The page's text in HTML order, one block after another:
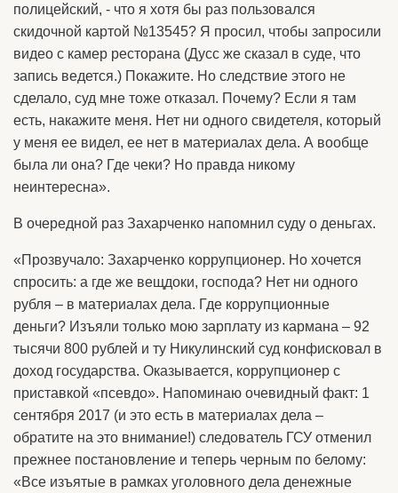
полицейский, - что я хотя бы раз пользовался
скидочной картой №13545? Я просил, чтобы запросили
видео с камер ресторана (Дусс же сказал в суде, что
запись ведется.) Покажите. Но следствие этого не
сделало, суд мне тоже отказал. Почему? Если я там
есть, накажите меня. Нет ни одного свидетеля, который
у меня ее видел, ее нет в материалах дела. А вообще
была ли она? Где чеки? Но правда никому
неинтересна».
В очередной раз Захарченко напомнил суду о деньгах.
«Прозвучало: Захарченко коррупционер. Но хочется
спросить: а где же вещдоки, господа? Нет ни одного
рубля – в материалах дела. Где коррупционные
деньги? Изъяли только мою зарплату из кармана – 92
тысячи 800 рублей и ту Никулинский суд конфисковал в
доход государства. Оказывается, коррупционер с
приставкой «псевдо». Напоминаю очевидный факт: 1
сентября 2017 (и это есть в материалах дела –
обратите на это внимание!) следователь ГСУ отменил
прежнее постановление и теперь черным по белому:
«Все изъятые в рамках уголовного дела денежные